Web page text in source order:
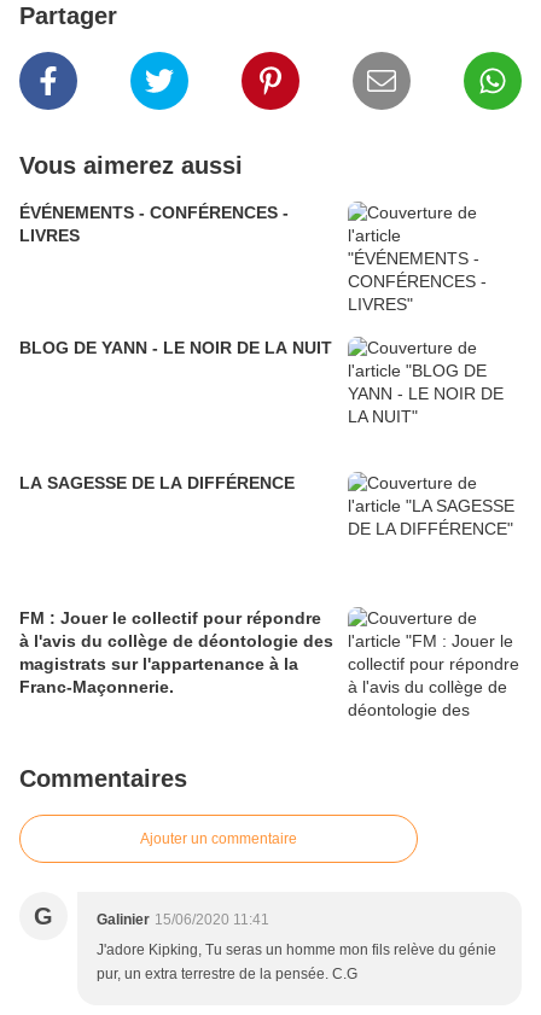
Partager
Vous aimerez aussi
ÉVÉNEMENTS - CONFÉRENCES -
LIVRES
BLOG DE YANN - LE NOIR DE LA NUIT
LA SAGESSE DE LA DIFFÉRENCE
FM : Jouer le collectif pour répondre
à l'avis du collège de déontologie des
magistrats sur l'appartenance à la
Franc-Maçonnerie.
Commentaires
Ajouter un commentaire
G Galinier 15/06/2020 11:41
J'adore Kipking, Tu seras un homme mon fils relève du génie
pur, un extra terrestre de la pensée. C.G